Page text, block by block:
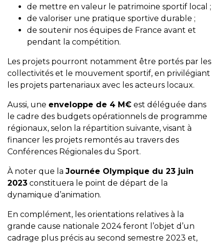
de mettre en valeur le patrimoine sportif local ;
de valoriser une pratique sportive durable ;
de soutenir nos équipes de France avant et
pendant la compétition.
Les projets pourront notamment être portés par les
collectivités et le mouvement sportif, en privilégiant
les projets partenariaux avec les acteurs locaux.
Aussi, une enveloppe de 4 M€ est déléguée dans
le cadre des budgets opérationnels de programme
régionaux, selon la répartition suivante, visant à
financer les projets remontés au travers des
Conférences Régionales du Sport.
À noter que la Journée Olympique du 23 juin
2023 constituera le point de départ de la
dynamique d’animation.
En complément, les orientations relatives à la
grande cause nationale 2024 feront l’objet d’un
cadrage plus précis au second semestre 2023 et,